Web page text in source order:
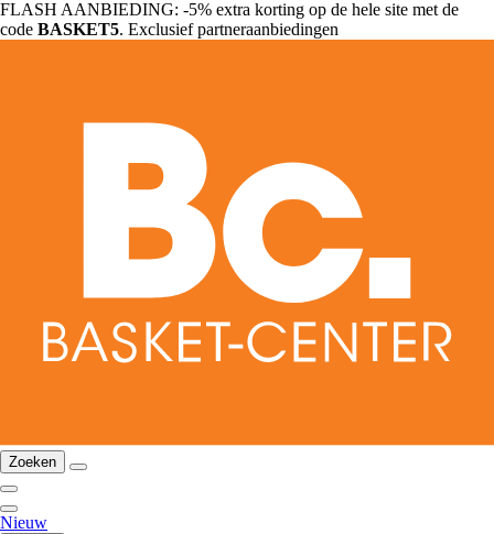
FLASH AANBIEDING: -5% extra korting op de hele site met de
code BASKET5. Exclusief partneraanbiedingen
Zoeken
Nieuw